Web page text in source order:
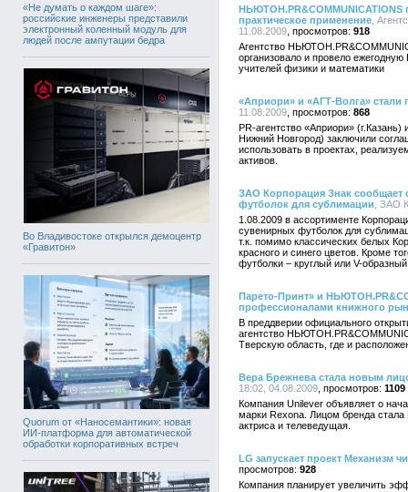
«Не думать о каждом шаге»:
российские инженеры представили
электронный коленный модуль для
людей после ампутации бедра
Во Владивостоке открылся демоцентр
«Гравитон»
Quorum от «Наносемантики»: новая
ИИ-платформа для автоматической
обработки корпоративных встреч
НЬЮТОН.PR&COMMUNICATIONS
практическое применение ,
11.08.2009
918
Агентство
организовало и провело
учителей физики и математики
«Априори» и «АГТ-Волга» стали
11.08.2009
868
PR-агентство «Априори»
Нижний Новгород) заключили
использовать в проектах,
активов.
ЗАО Корпорация Знак сообщает
футболок для сублимации , ЗАО
1.08.2009 в ассортименте
сувенирных футболок для
т.к. помимо классических белых
красного и синего цветов. Кроме
футболки – круглый или V-
Парето-Принт» и
профессионалами книжного
В преддверии официального
агентство
Тверскую область, где и
Вера Брежнева стала новым
18:02, 04.08.2009
1109
Компания Unilever объявляет о
марки Rexona. Лицом бренда
актриса и телеведущая.
LG запускает проект Механизм
928
Компания планирует увеличить